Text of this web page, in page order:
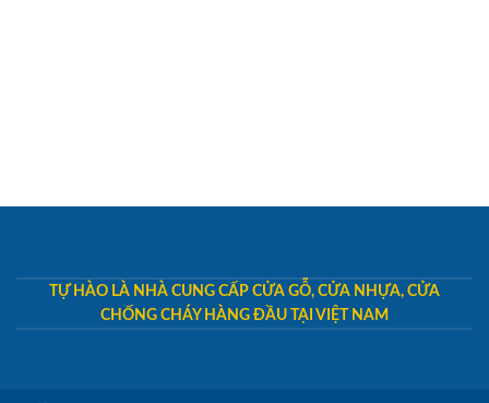
TỰ HÀO LÀ NHÀ CUNG CẤP CỬA GỖ, CỬA NHỰA, CỬA
CHỐNG CHÁY HÀNG ĐẦU TẠI VIỆT NAM